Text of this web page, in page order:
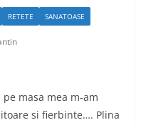
RETETE SANATOASE
masa mea m-am
si fierbinte…. Plina